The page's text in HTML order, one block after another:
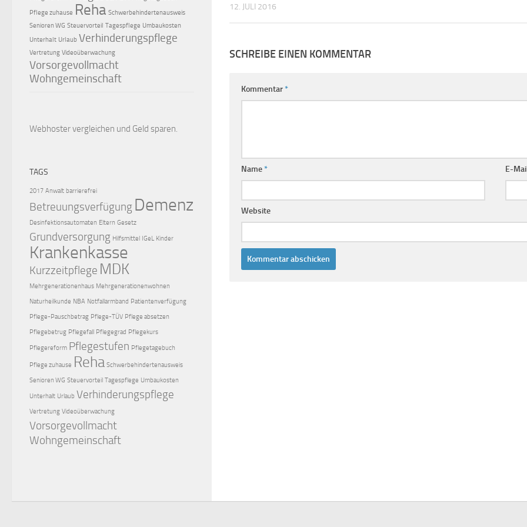
12. JULI 2016
SCHREIBE EINEN KOMMENTAR
Kommentar*
Name* E-
Website
Pflege zuhause Reha Schwerbehindertenausweis
Senioren WG Steuervorteil Tagespflege Umbaukosten
Unterhalt Urlaub Verhinderungspflege
Vertretung Videoüberwachung
Vorsorgevollmacht
Wohngemeinschaft
Webhoster vergleichen und Geld sparen.
TAGS
2017 Anwalt barrierefrei
Betreuungsverfügung Demenz
Desinfektionsautomaten Eltern Gesetz
Grundversorgung Hilfsmittel IGeL Kinder
Krankenkasse
Kurzzeitpflege MDK
Mehrgenerationenhaus Mehrgenerationenwohnen
Naturheilkunde NBA Notfallarmband Patientenverfügung
Pflege-Pauschbetrag Pflege-TÜV Pflege absetzen
Pflegebetrug Pflegefall Pflegegrad Pflegekurs
Pflegereform Pflegestufen Pflegetagebuch
Pflege zuhause Reha Schwerbehindertenausweis
Senioren WG Steuervorteil Tagespflege Umbaukosten
Unterhalt Urlaub Verhinderungspflege
Vertretung Videoüberwachung
Vorsorgevollmacht
Wohngemeinschaft